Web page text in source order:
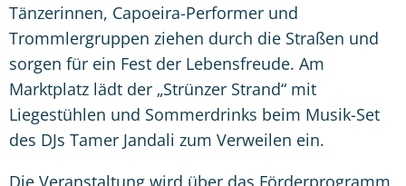
Tänzerinnen, Capoeira-Performer und
Trommlergruppen ziehen durch die Straßen und
sorgen für ein Fest der Lebensfreude. Am
Marktplatz lädt der „Strünzer Strand“ mit
Liegestühlen und Sommerdrinks beim Musik-Set
des DJs Tamer Jandali zum Verweilen ein.
Die Veranstaltung wird über das Förderprogramm